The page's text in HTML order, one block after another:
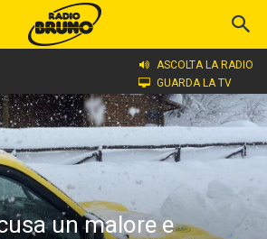
ASCOLTA LA RADIO
GUARDA LA TV
un malore e